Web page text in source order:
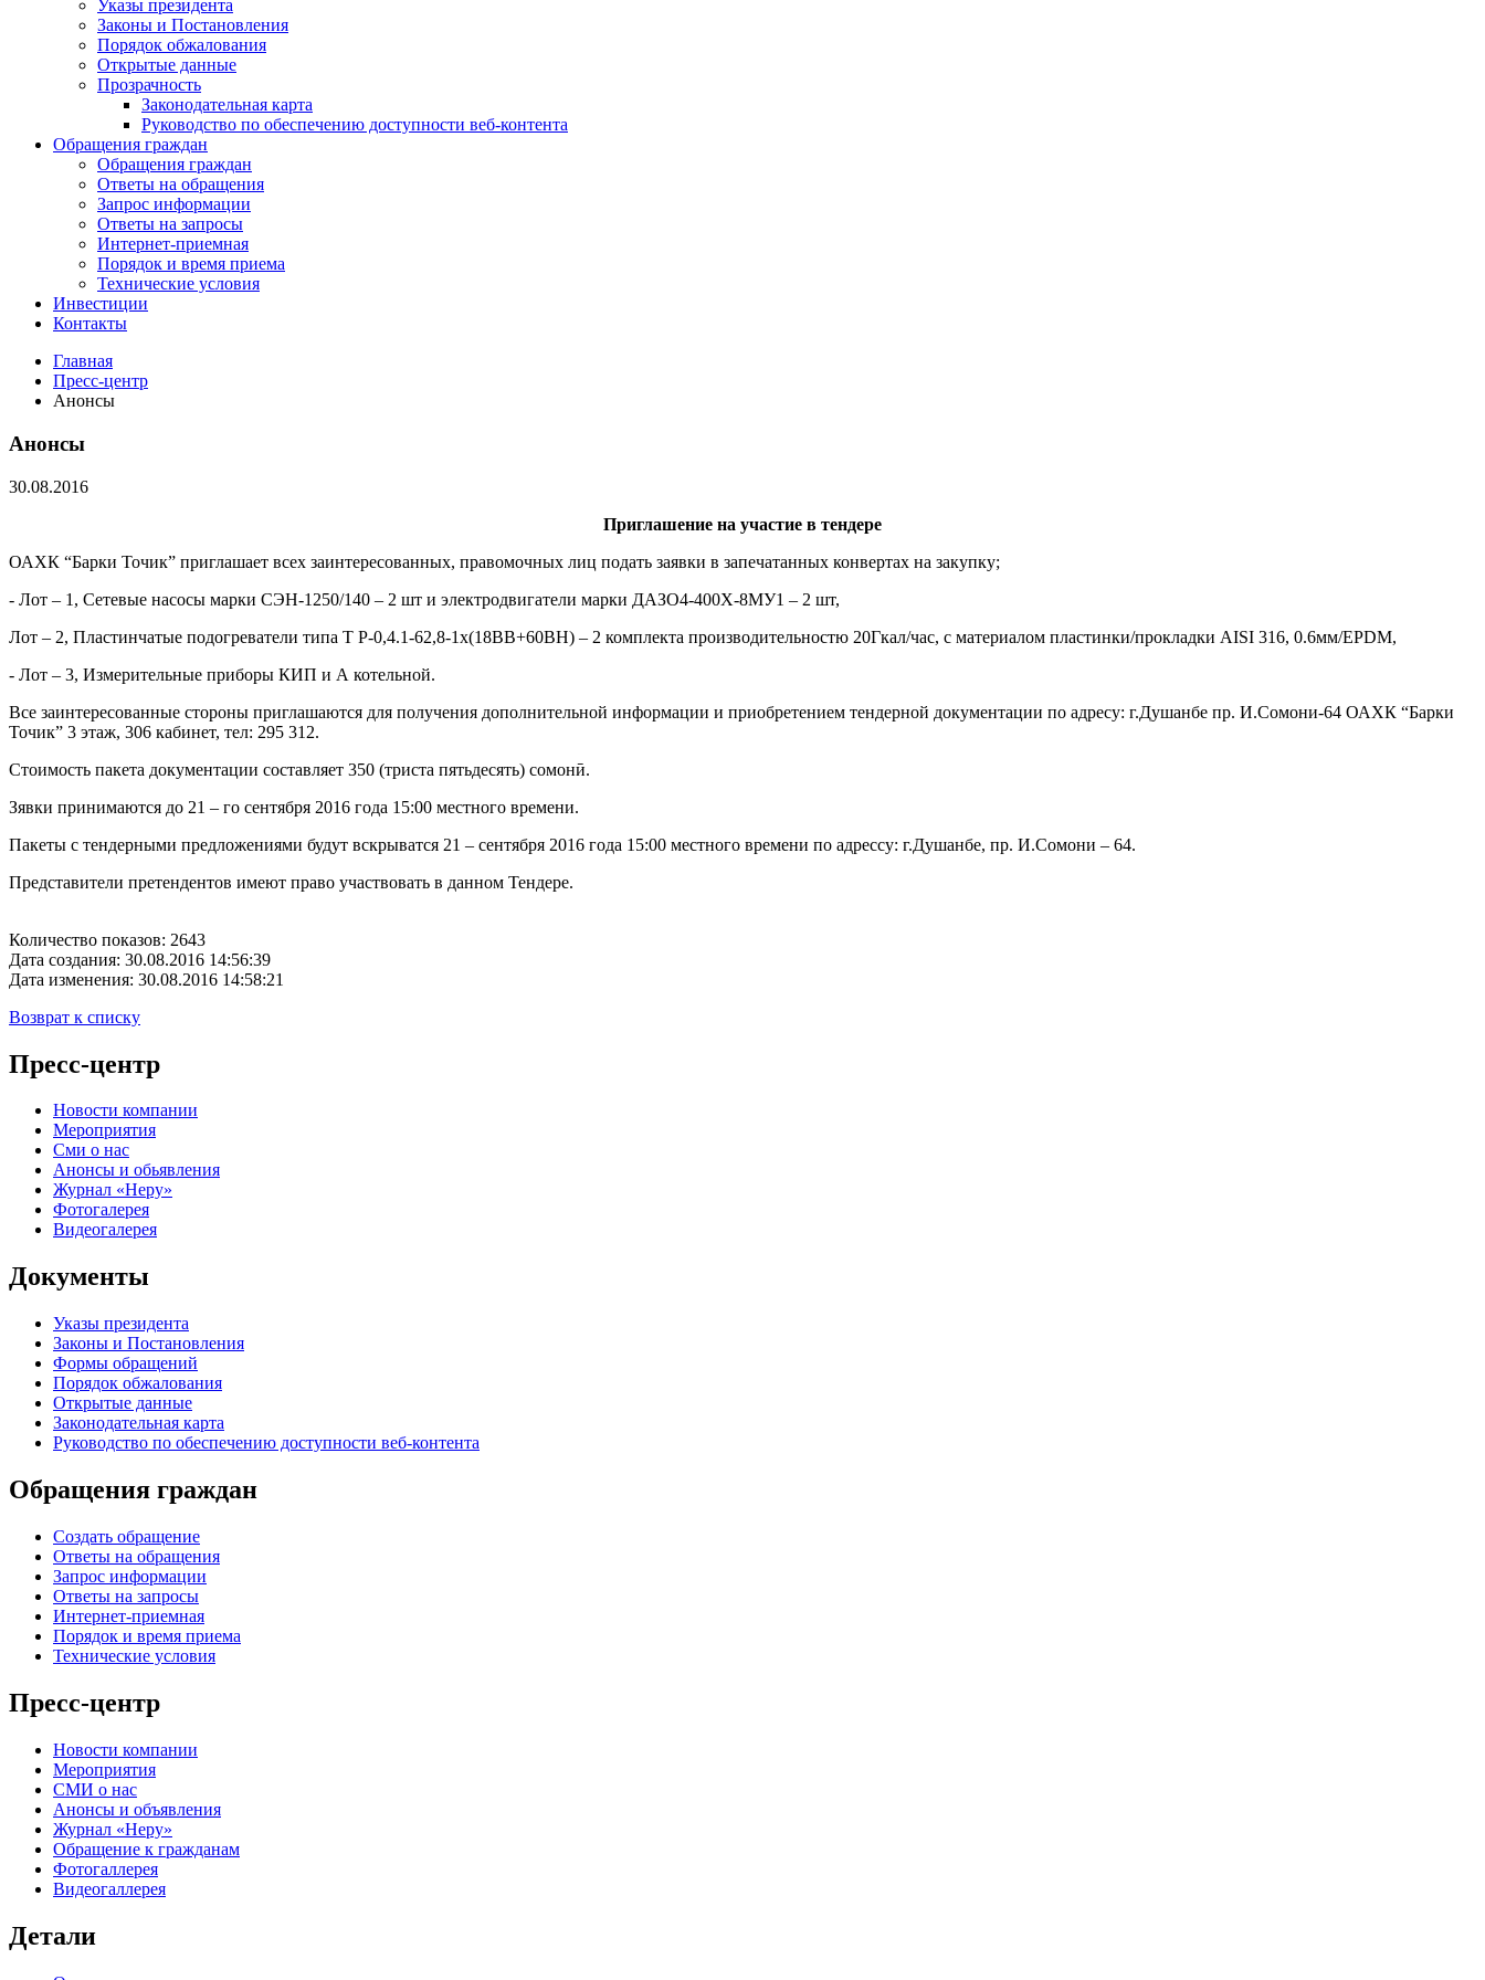
Указы президента
Законы и Постановления
Порядок обжалования
Открытые данные
Прозрачность
Законодательная карта
Руководство по обеспечению доступности веб-контента
Обращения граждан
Обращения граждан
Ответы на обращения
Запрос информации
Ответы на запросы
Интернет-приемная
Порядок и время приема
Технические условия
Инвестиции
Контакты
Главная
Пресс-центр
Анонсы
Анонсы
30.08.2016
Приглашение на участие в тендере
ОАХК “Барки Точик” приглашает всех заинтересованных, правомочных лиц подать заявки в запечатанных конвертах на закупку;
- Лот – 1, Сетевые насосы марки СЭН-1250/140 – 2 шт и электродвигатели марки ДАЗО4-400Х-8МУ1 – 2 шт,
Лот – 2, Пластинчатые подогреватели типа Т Р-0,4.1-62,8-1х(18ВВ+60ВН) – 2 комплекта производительностю 20Гкал/час, с материалом пластинки/прокладки AISI 316, 0.6мм/EPDM,
- Лот – 3, Измерительные приборы КИП и А котельной.
Все заинтересованные стороны приглашаются для получения дополнительной информации и приобретением тендерной документации по адресу: г.Душанбе пр. И.Сомони-64 ОАХК “Барки
Точик” 3 этаж, 306 кабинет, тел: 295 312.
Стоимость пакета документации составляет 350 (триста пятьдесять) сомонӣ.
Зявки принимаются до 21 – го сентября 2016 года 15:00 местного времени.
Пакеты с тендерными предложениями будут вскрыватся 21 – сентября 2016 года 15:00 местного времени по адрессу: г.Душанбе, пр. И.Сомони – 64.
Представители претендентов имеют право участвовать в данном Тендере.
Количество показов: 2643
Дата создания: 30.08.2016 14:56:39
Дата изменения: 30.08.2016 14:58:21
Возврат к списку
Пресс-центр
Новости компании
Мероприятия
Сми о нас
Анонсы и обьявления
Журнал «Неру»
Фотогалерея
Видеогалерея
Документы
Указы президента
Законы и Постановления
Формы обращений
Порядок обжалования
Открытые данные
Законодательная карта
Руководство по обеспечению доступности веб-контента
Обращения граждан
Создать обращение
Ответы на обращения
Запрос информации
Ответы на запросы
Интернет-приемная
Порядок и время приема
Технические условия
Пресс-центр
Новости компании
Мероприятия
СМИ о нас
Анонсы и объявления
Журнал «Неру»
Обращение к гражданам
Фотогаллерея
Видеогаллерея
Детали